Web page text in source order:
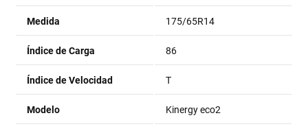
Medida 175/65R14
Índice de Carga 86
Índice de Velocidad T
Modelo Kinergy eco2